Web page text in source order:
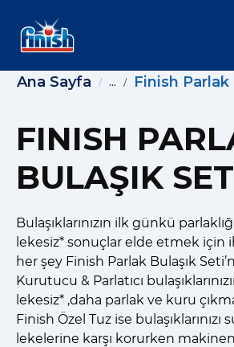
Ana Sayfa ... Finish Parlak
FINISH
BULAŞIK
Bulaşıklarınızın ilk günkü
lekesiz* sonuçlar elde etmek için
her şey Finish Parlak Bulaşık
Kurutucu & Parlatıcı
lekesiz* ,daha parlak ve kuru
Finish Özel Tuz ise bulaşıklarınızı
lekelerine karşı korurken